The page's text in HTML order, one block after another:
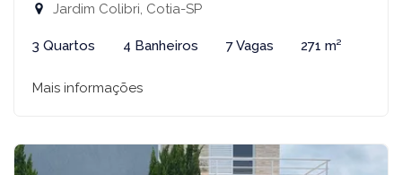
Jardim Colibri, Cotia-SP
3 Quartos 4 Banheiros 7 Vagas 271 m²
Mais informações